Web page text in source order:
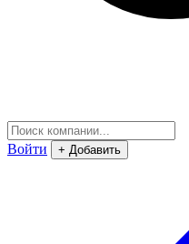
Войти + Добавить